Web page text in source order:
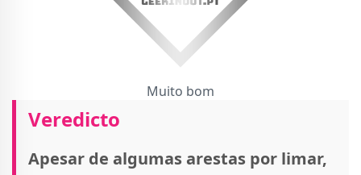
Muito bom
Veredicto
Apesar de algumas arestas por limar,